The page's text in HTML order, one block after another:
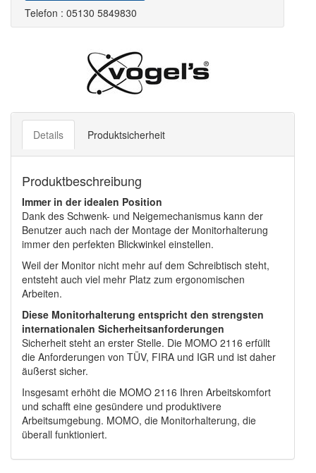
Telefon : 05130 5849830
Details Produktsicherheit
Produktbeschreibung
Immer in der idealen Position
Dank des Schwenk- und Neigemechanismus kann der
Benutzer auch nach der Montage der Monitorhalterung
immer den perfekten Blickwinkel einstellen.
Weil der Monitor nicht mehr auf dem Schreibtisch steht,
entsteht auch viel mehr Platz zum ergonomischen
Arbeiten.
Diese Monitorhalterung entspricht den strengsten
internationalen Sicherheitsanforderungen
Sicherheit steht an erster Stelle. Die MOMO 2116 erfüllt
die Anforderungen von TÜV, FIRA und IGR und ist daher
äußerst sicher.
Insgesamt erhöht die MOMO 2116 Ihren Arbeitskomfort
und schafft eine gesündere und produktivere
Arbeitsumgebung. MOMO, die Monitorhalterung, die
überall funktioniert.